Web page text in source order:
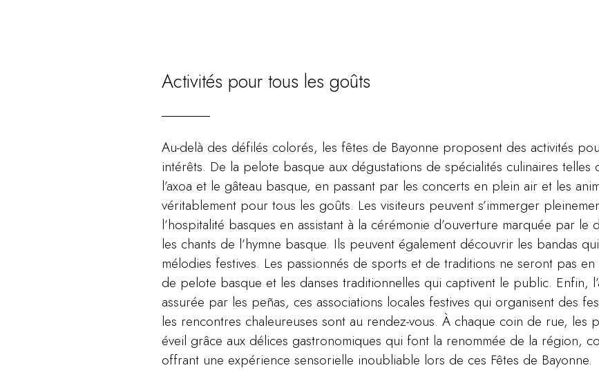
Activités pour tous les goûts
Au-delà des défilés colorés, les fêtes de Bayonne proposent des activités
intérêts. De la pelote basque aux dégustations de spécialités culinaires
l’axoa et le gâteau basque, en passant par les concerts en plein air et les
véritablement pour tous les goûts. Les visiteurs peuvent s’immerger
l’hospitalité basques en assistant à la cérémonie d’ouverture marquée par
les chants de l’hymne basque. Ils peuvent également découvrir les bandas
mélodies festives. Les passionnés de sports et de traditions ne seront pas
de pelote basque et les danses traditionnelles qui captivent le public. Enfin,
assurée par les peñas, ces associations locales festives qui organisent des
les rencontres chaleureuses sont au rendez-vous. À chaque coin de rue, les
éveil grâce aux délices gastronomiques qui font la renommée de la région,
offrant une expérience sensorielle inoubliable lors de ces Fêtes de Bayonne.